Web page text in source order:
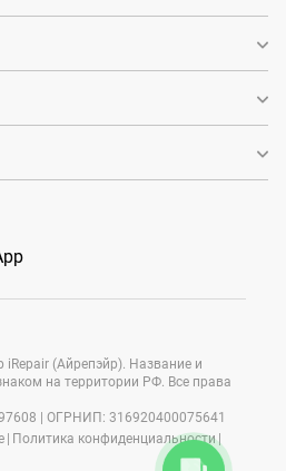
(Айрепэйр). Название и
на территории РФ. Все права
| ОГРНИП: 316920400075641
| Политика конфиденциальности |